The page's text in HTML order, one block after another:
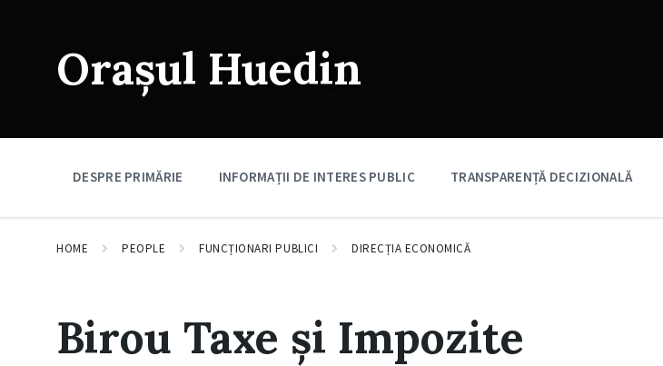
navigationOrașul Huedin
DESPRE PRIMĂRIE INFORMAȚII DE INTERES PUBLIC TRANSPARENȚĂ DECIZIONALĂ
HOME PEOPLE FUNCȚIONARI PUBLICI DIRECȚIA ECONOMICĂ
Birou Taxe și Impozite